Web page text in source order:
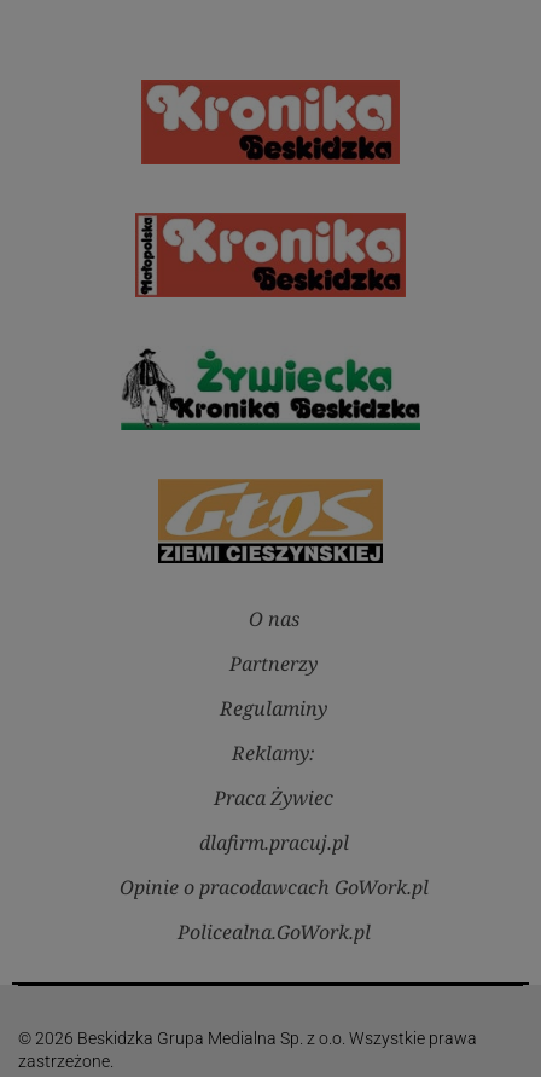
O nas
Partnerzy
Regulaminy
Reklamy:
Praca Żywiec
dlafirm.pracuj.pl
Opinie o pracodawcach GoWork.pl
Policealna.GoWork.pl
© 2026 Beskidzka Grupa Medialna Sp. z o.o. Wszystkie prawa
zastrzeżone.